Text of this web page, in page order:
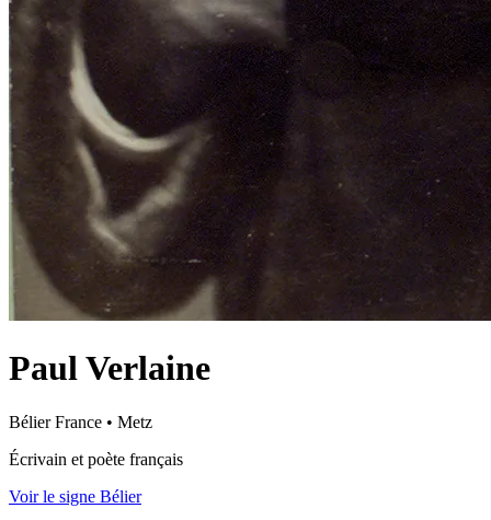
Paul Verlaine
Bélier France • Metz
Écrivain et poète français
Voir le signe Bélier